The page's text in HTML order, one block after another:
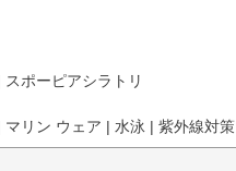
ポーピアシラトリ
マリン ウェア | 水泳 | 紫外線対策